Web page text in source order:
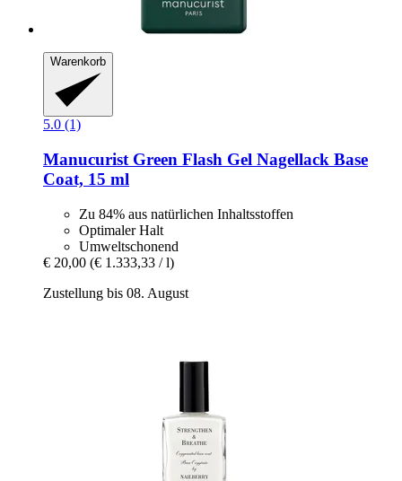
Warenkorb
5.0 (1)
Manucurist Green Flash Gel Nagellack Base
Coat, 15 ml
Zu 84% aus natürlichen Inhaltsstoffen
Optimaler Halt
Umweltschonend
€ 20,00 (€ 1.333,33 / l)
Zustellung bis 08. August